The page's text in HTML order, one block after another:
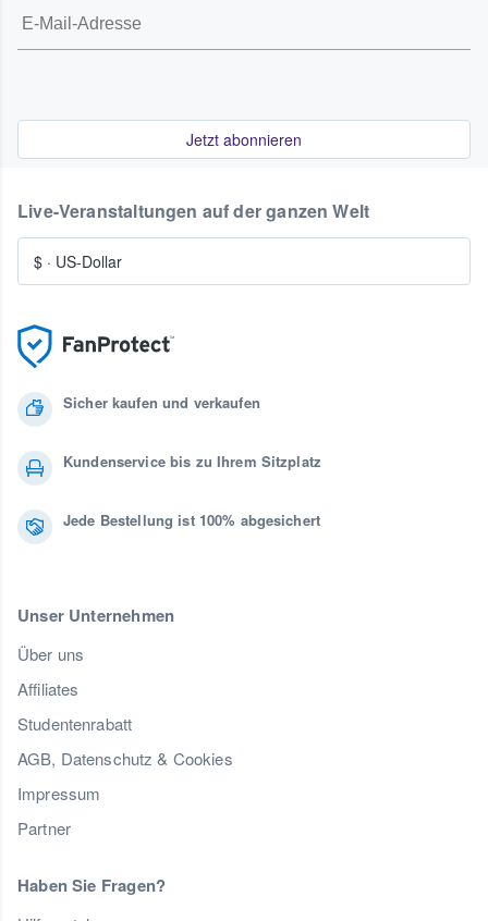
Jetzt abonnieren
Sicher kaufen und verkaufen
Kundenservice bis zu Ihrem Sitzplatz
Jede Bestellung ist 100% abgesichert
Unser Unternehmen
Über uns
Affiliates
Studentenrabatt
AGB, Datenschutz & Cookies
Impressum
Partner
Haben Sie Fragen?
Live-Veranstaltungen auf der ganzen Welt
$ · US-Dollar